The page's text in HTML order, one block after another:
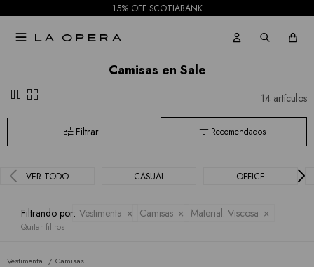
15% OFF SCOTIABANK

Camisas en Sale
pause grid_view 14 artículos
Recomendados
VER TODO CASUAL OFFICE
Filtrando por: Vestimenta Camisas Material: Viscosa
Quitar filtros
Vestimenta Camisas